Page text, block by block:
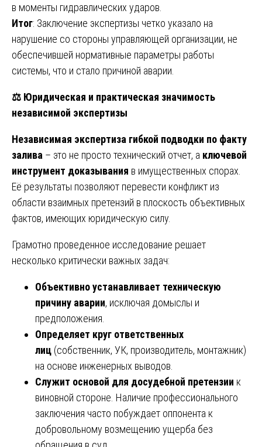
в моменты гидравлических ударов.
Итог: Заключение экспертизы четко указало на
нарушение со стороны управляющей организации, не
обеспечившей нормативные параметры работы
системы, что и стало причиной аварии.
⚖️ Юридическая и практическая значимость
независимой экспертизы
Независимая экспертиза гибкой подводки по факту
залива – это не просто технический отчет, а ключевой
инструмент доказывания в имущественных спорах.
Её результаты позволяют перевести конфликт из
области взаимных претензий в плоскость объективных
фактов, имеющих юридическую силу.
Грамотно проведенное исследование решает
несколько критически важных задач:
Объективно устанавливает техническую
причину аварии, исключая домыслы и
предположения.
Определяет круг ответственных
лиц (собственник, УК, производитель, монтажник)
на основе инженерных выводов.
Служит основой для досудебной претензии к
виновной стороне. Наличие профессионального
заключения часто побуждает оппонента к
добровольному возмещению ущерба без